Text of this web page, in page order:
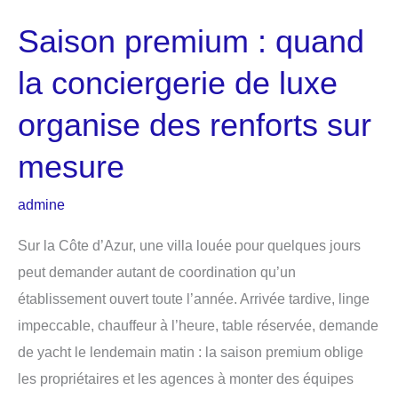
Saison premium : quand
la conciergerie de luxe
organise des renforts sur
mesure
admine
Sur la Côte d’Azur, une villa louée pour quelques jours
peut demander autant de coordination qu’un
établissement ouvert toute l’année. Arrivée tardive, linge
impeccable, chauffeur à l’heure, table réservée, demande
de yacht le lendemain matin : la saison premium oblige
les propriétaires et les agences à monter des équipes